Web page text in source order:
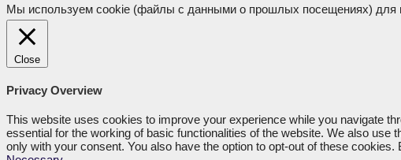
Мы используем cookie (файлы с данными о прошлых посещениях) для
Close
Privacy Overview
This website uses cookies to improve your experience while you navigate
essential for the working of basic functionalities of the website. We also
only with your consent. You also have the option to opt-out of these